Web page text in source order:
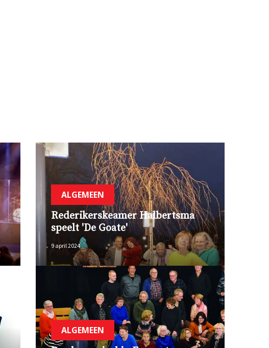
ALGEMEEN
Rederikerskeamer Halbertsma
speelt 'De Goate'
9 april 2024
ALGEMEEN